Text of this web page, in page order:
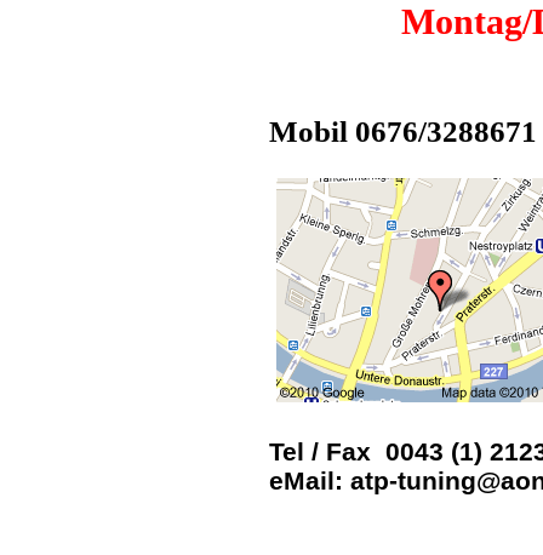
Montag/
Mobil 0676/3288671
Tel / Fax 0043 (1)
eMail: atp-